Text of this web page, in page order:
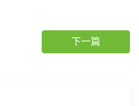
下一篇